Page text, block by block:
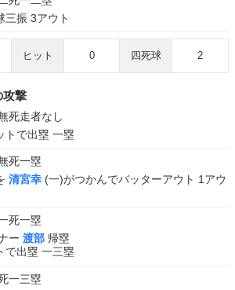
三振 3アウト
ヒット 0 四死球 2
攻撃
死走者なし
トで出塁 一塁
死一塁
清宮幸 (一)がつかんでバッターアウト 1アウ
死一塁
ー 渡部 帰塁
で出塁 一三塁
一三塁